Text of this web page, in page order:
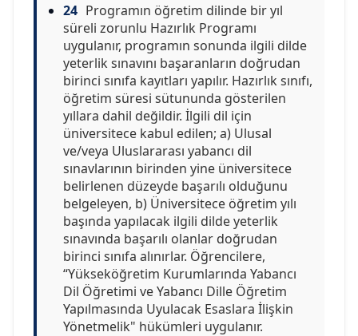
24 Programın öğretim dilinde bir yıl
süreli zorunlu Hazırlık Programı
uygulanır, programın sonunda ilgili dilde
yeterlik sınavını başaranların doğrudan
birinci sınıfa kayıtları yapılır. Hazırlık sınıfı,
öğretim süresi sütununda gösterilen
yıllara dahil değildir. İlgili dil için
üniversitece kabul edilen; a) Ulusal
ve/veya Uluslararası yabancı dil
sınavlarının birinden yine üniversitece
belirlenen düzeyde başarılı olduğunu
belgeleyen, b) Üniversitece öğretim yılı
başında yapılacak ilgili dilde yeterlik
sınavında başarılı olanlar doğrudan
birinci sınıfa alınırlar. Öğrencilere,
“Yükseköğretim Kurumlarında Yabancı
Dil Öğretimi ve Yabancı Dille Öğretim
Yapılmasında Uyulacak Esaslara İlişkin
Yönetmelik" hükümleri uygulanır.